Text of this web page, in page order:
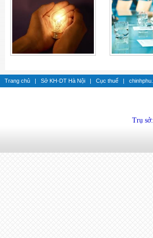
Trang chủ | Sở KH-DT Hà Nội | Cục thuế |
Trụ